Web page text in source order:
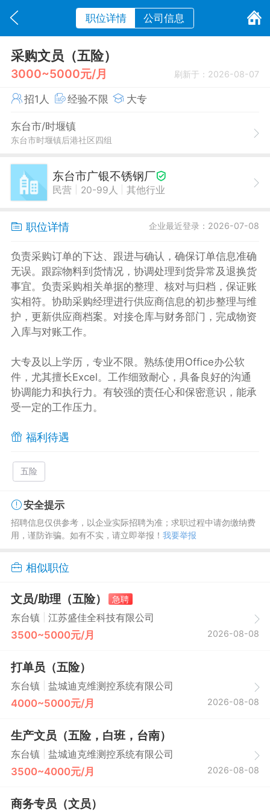
职位详情 公司信息
采购文员（五险）
3000~5000元/月 刷新于：2026-08-07
招1人 经验不限 大专
东台市/时堰镇
东台市时堰镇后港社区四组
东台市广银不锈钢厂
民营 20-99人 其他行业
职位详情 企业最近登录：2026-07-08
负责采购订单的下达、跟进与确认，确保订单信息准确
无误。跟踪物料到货情况，协调处理到货异常及退换货
事宜。负责采购相关单据的整理、核对与归档，保证账
实相符。协助采购经理进行供应商信息的初步整理与维
护，更新供应商档案。对接仓库与财务部门，完成物资
入库与对账工作。
大专及以上学历，专业不限。熟练使用Office办公软
件，尤其擅长Excel。工作细致耐心，具备良好的沟通
协调能力和执行力。有较强的责任心和保密意识，能承
受一定的工作压力。
福利待遇
五险
安全提示
招聘信息仅供参考，以企业实际招聘为准；求职过程中请勿缴纳费
用，谨防诈骗。如有不实，请立即举报！ 我要举报
相似职位
文员/助理（五险）
急聘
东台镇
江苏盛佳全科技有限公司
3500~5000元/月 2026-08-08
打单员（五险）
东台镇 盐城迪克维测控系统有限公司
4000~5000元/月 2026-08-08
生产文员（五险，白班，台南）
东台镇 盐城迪克维测控系统有限公司
3500~4000元/月 2026-08-08
商务专员（文员）